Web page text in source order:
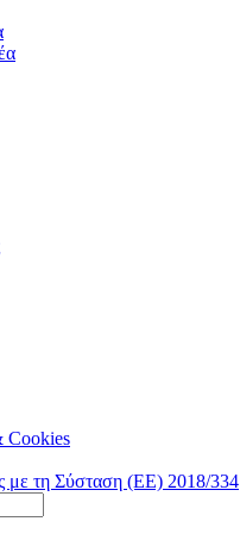
Cookies
τη Σύσταση (ΕΕ) 2018/334